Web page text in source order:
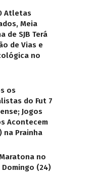
Atletas
Meia
de SJB Terá
de Vias e
no
os
do Fut 7
Jogos
Acontecem
na Prainha
no
Domingo (24)